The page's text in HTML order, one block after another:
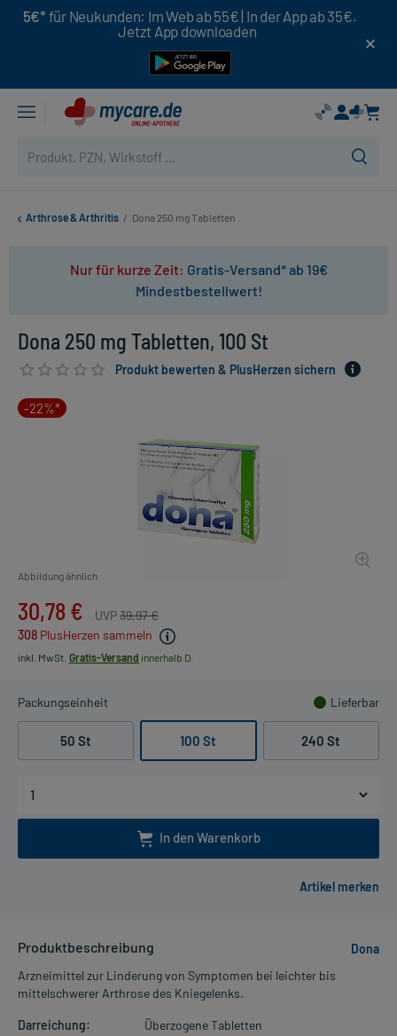
5€* für Neukunden: Im Web ab 55€ | In der App ab 35€.
Jetzt App downloaden
Arthrose & Arthritis / Dona 250 mg Tabletten
Nur für kurze Zeit: Gratis-Versand* ab 19€
Mindestbestellwert!
Dona 250 mg Tabletten, 100 St
Produkt bewerten & PlusHerzen sichern
-22%*
Abbildung ähnlich
30,78 € UVP39,97 €
308 PlusHerzen sammeln
inkl. MwSt. Gratis-Versand innerhalb D.
Packungseinheit Lieferbar
50 St 100 St 240 St
In den Warenkorb
Produktbeschreibung
Dona
Arzneimittel zur Linderung von Symptomen bei leichter bis
mittelschwerer Arthrose des Kniegelenks.
Darreichung:
Überzogene Tabletten